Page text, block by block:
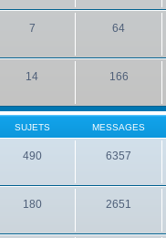
7 64
14 166
SUJETS MESSAGES
490 6357
180 2651